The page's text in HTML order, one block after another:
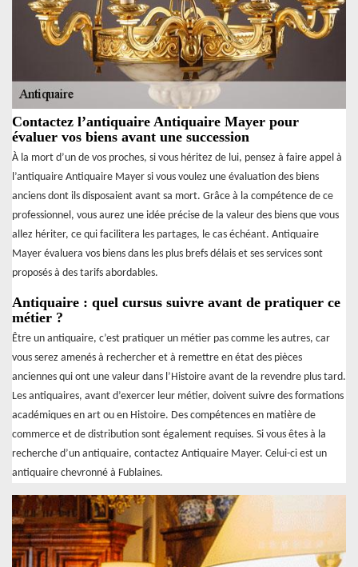
Contactez l’antiquaire Antiquaire Mayer pour
évaluer vos biens avant une succession
À la mort d’un de vos proches, si vous héritez de lui, pensez à faire appel à
l’antiquaire Antiquaire Mayer si vous voulez une évaluation des biens
anciens dont ils disposaient avant sa mort. Grâce à la compétence de ce
professionnel, vous aurez une idée précise de la valeur des biens que vous
allez hériter, ce qui facilitera les partages, le cas échéant. Antiquaire
Mayer évaluera vos biens dans les plus brefs délais et ses services sont
proposés à des tarifs abordables.
Antiquaire : quel cursus suivre avant de pratiquer ce
métier ?
Être un antiquaire, c’est pratiquer un métier pas comme les autres, car
vous serez amenés à rechercher et à remettre en état des pièces
anciennes qui ont une valeur dans l’Histoire avant de la revendre plus tard.
Les antiquaires, avant d’exercer leur métier, doivent suivre des formations
académiques en art ou en Histoire. Des compétences en matière de
commerce et de distribution sont également requises. Si vous êtes à la
recherche d’un antiquaire, contactez Antiquaire Mayer. Celui-ci est un
antiquaire chevronné à Fublaines.